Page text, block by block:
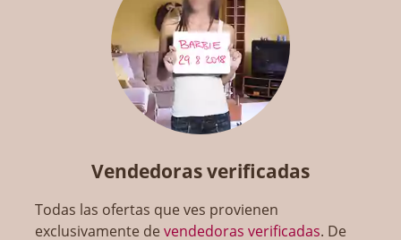
Vendedoras verificadas
Todas las ofertas que ves provienen
exclusivamente devendedoras verificadas. De